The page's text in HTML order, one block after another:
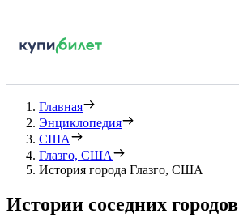
Главная
Энциклопедия
США
Глазго, США
История города Глазго, США
Истории соседних городов